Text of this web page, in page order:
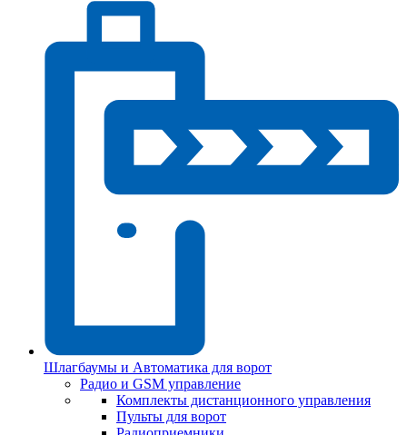
Шлагбаумы и Автоматика для ворот
Радио и GSM управление
Комплекты дистанционного управления
Пульты для ворот